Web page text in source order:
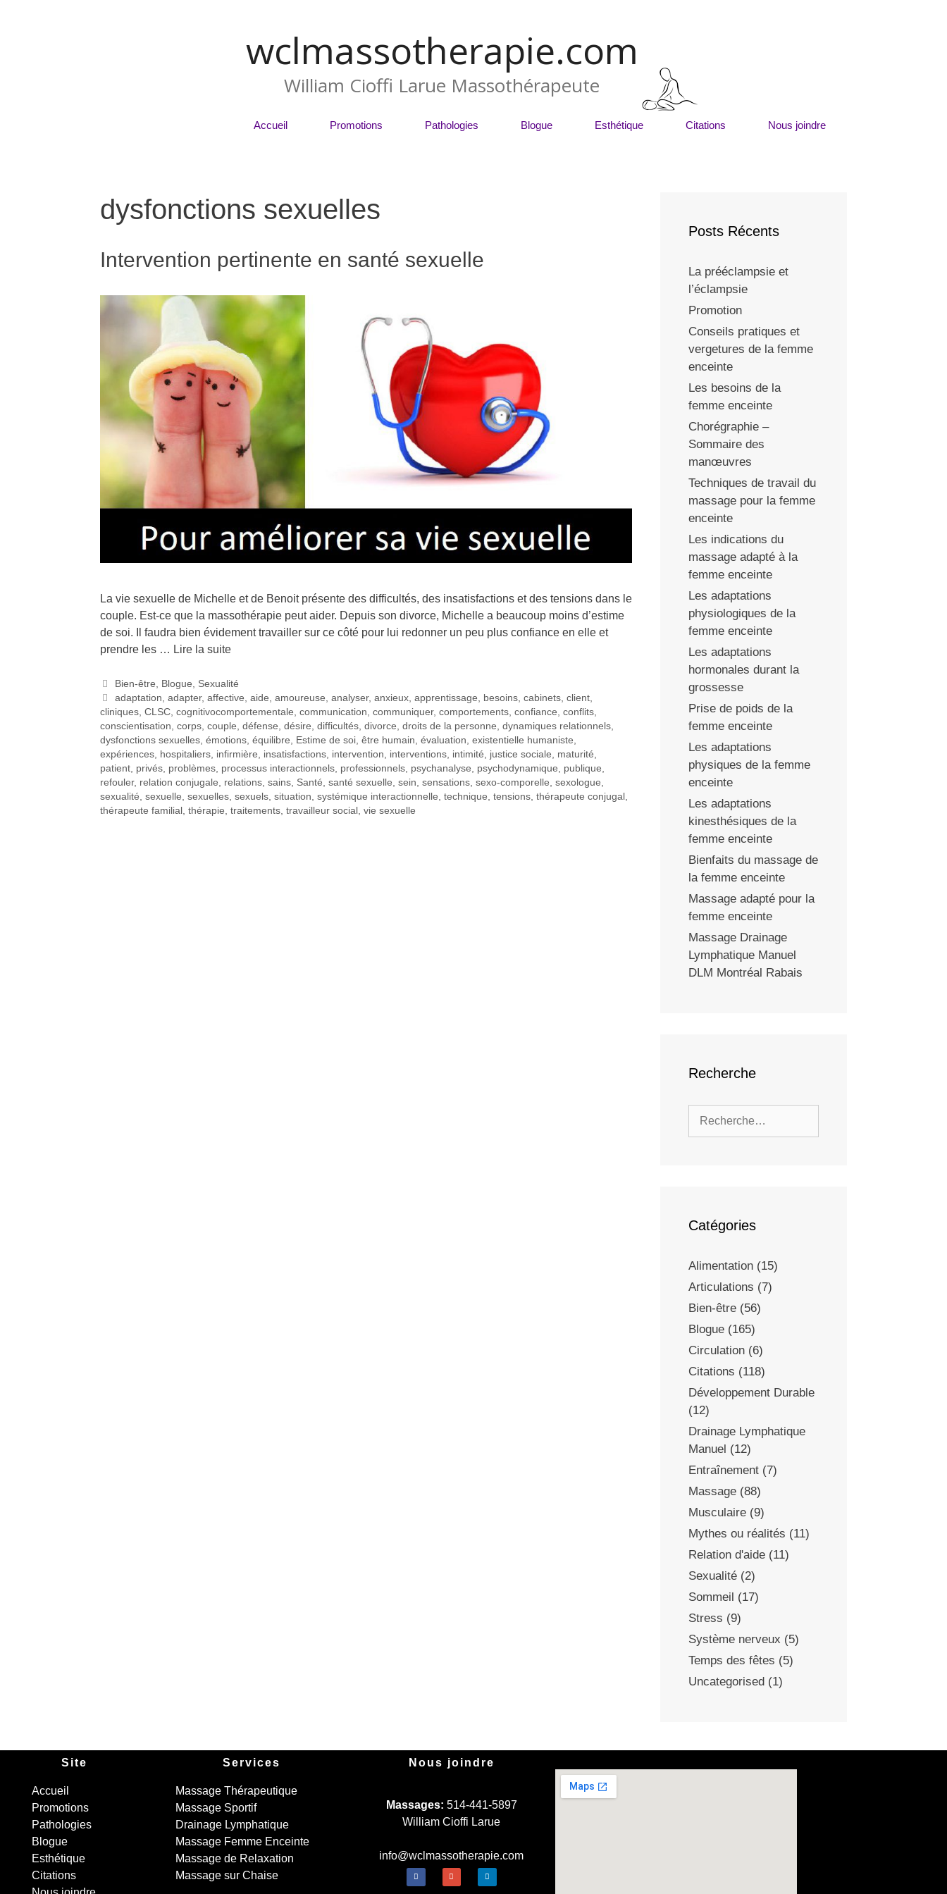
wclmassotherapie.com
William Cioffi Larue Massothérapeute
Accueil Promotions Pathologies Blogue Esthétique Citations Nous joindre
dysfonctions sexuelles
Intervention pertinente en santé sexuelle
La vie sexuelle de Michelle et de Benoit présente des difficultés, des insatisfactions et des tensions dans le
couple. Est-ce que la massothérapie peut aider. Depuis son divorce, Michelle a beaucoup moins d’estime
de soi. Il faudra bien évidement travailler sur ce côté pour lui redonner un peu plus confiance en elle et
prendre les … Lire la suite
Bien-être Blogue
Sexualité
adaptation ,adapter,affective ,aide ,amoureuse ,analyser,anxieux ,apprentissage besoins ,cabinets ,client
cliniques CLSC cognitivocomportementale communication communiquer, comportements confiance conflits
conscientisation corps couple défense désire difficultés divorce droits de la personne dynamiques relationnels
dysfonctions sexuelles émotions équilibre Estime de soi être humain évaluation existentielle humaniste
expériences
hospitaliers infirmière insatisfactions intervention interventions intimité justice sociale maturité
patient privés problèmes processus interactionnels professionnels psychanalyse psychodynamique publique
refouler, relation conjugale relations sains Santé santé sexuelle sein sensations sexo-comporelle sexologue
sexualité sexuelle sexuelles sexuels situation systémique interactionnelle technique tensions thérapeute conjugal
thérapeute familial
thérapie traitements travailleur social vie sexuelle
Posts Récents
La prééclampsie et
l’éclampsie
Promotion
Conseils pratiques et
vergetures de la femme
enceinte
Les besoins de la
femme enceinte
Chorégraphie –
Sommaire des
manœuvres
Techniques de travail du
massage pour la femme
enceinte
Les indications du
massage adapté à la
femme enceinte
Les adaptations
physiologiques de la
femme enceinte
Les adaptations
hormonales durant la
grossesse
Prise de poids de la
femme enceinte
Les adaptations
physiques de la femme
enceinte
Les adaptations
kinesthésiques de la
femme enceinte
Bienfaits du massage de
la femme enceinte
Massage adapté pour la
femme enceinte
Massage Drainage
Lymphatique Manuel
DLM Montréal Rabais
Recherche
Catégories
Alimentation (15)
Articulations (7)
Bien-être (56)
Blogue (165)
Circulation (6)
Citations (118)
Développement Durable
(12)
Drainage Lymphatique
Manuel (12)
Entraînement (7)
Massage (88)
Musculaire (9)
Mythes ou réalités (11)
Relation d'aide (11)
Sexualité (2)
Sommeil (17)
Stress (9)
Système nerveux (5)
Temps des fêtes (5)
Uncategorised (1)
Site
Accueil
Promotions
Pathologies
Blogue
Esthétique
Citations
Services
Massage Thérapeutique
Massage Sportif
Drainage Lymphatique
Massage Femme Enceinte
Massage de Relaxation
Massage sur Chaise
Nous joindre
Massages: 514-441-5897
William Cioffi Larue
info@wclmassotherapie.com